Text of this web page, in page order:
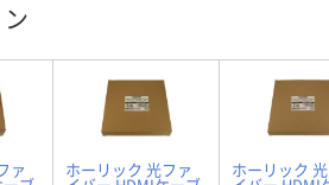
ァ ホーリック 光ファ ホーリック